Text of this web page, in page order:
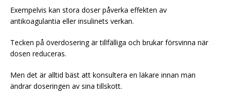
Exempelvis kan stora doser påverka effekten av
antikoagulantia eller insulinets verkan.
Tecken på överdosering är tillfälliga och brukar försvinna när
dosen reduceras.
Men det är alltid bäst att konsultera en läkare innan man
ändrar doseringen av sina tillskott.